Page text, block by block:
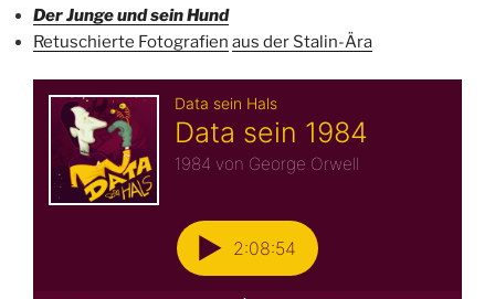
Der Junge und sein Hund
Retuschierte Fotografien aus der Stalin-Ära